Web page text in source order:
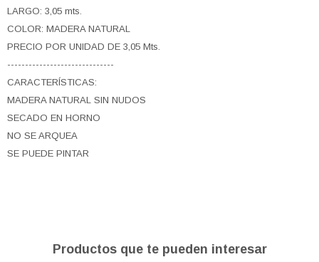
LARGO: 3,05 mts.
COLOR: MADERA NATURAL
PRECIO POR UNIDAD DE 3,05 Mts.
------------------------------
CARACTERÍSTICAS:
MADERA NATURAL SIN NUDOS
SECADO EN HORNO
NO SE ARQUEA
SE PUEDE PINTAR
Productos que te pueden interesar